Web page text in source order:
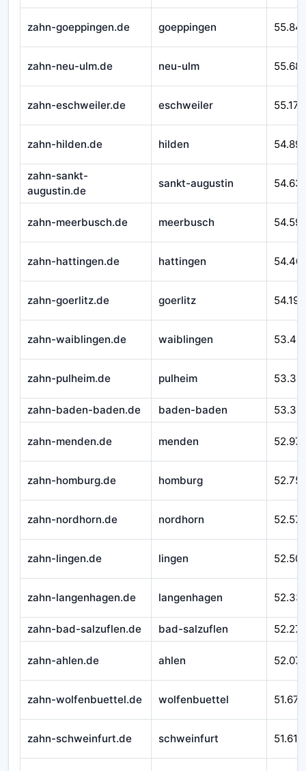
zahn-goeppingen.de goeppingen
zahn-neu-ulm.de neu-ulm
zahn-eschweiler.de eschweiler 55.171
zahn-hilden.de hilden
zahn-sankt-
augustin.de
sankt-augustin 54.631
zahn-meerbusch.de meerbusch
zahn-hattingen.de hattingen
zahn-goerlitz.de goerlitz 54.193
zahn-waiblingen.de waiblingen
zahn-pulheim.de pulheim
zahn-baden-baden.de baden-baden
zahn-menden.de menden
zahn-homburg.de homburg
zahn-nordhorn.de nordhorn
zahn-lingen.de lingen
zahn-langenhagen.de langenhagen
zahn-bad-salzuflen.de bad-salzuflen
zahn-ahlen.de ahlen
zahn-wolfenbuettel.de wolfenbuettel 51.670
zahn-schweinfurt.de schweinfurt 51.610